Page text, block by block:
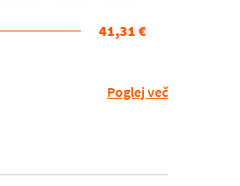
41,31 €
Poglej več